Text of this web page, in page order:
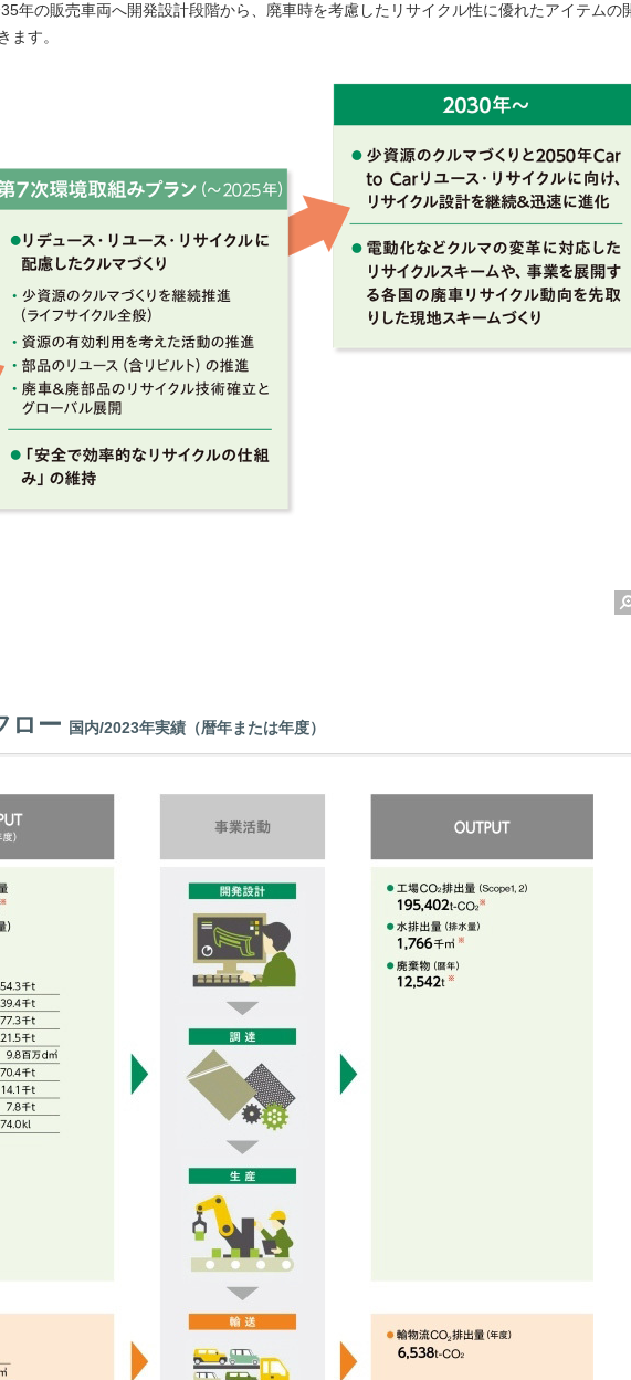
年の販売車両へ開発設計段階から、廃車時を考慮したリサイクル性に優れたアイテムの
ます。
ロー 国内/2023年実績（暦年または年度）